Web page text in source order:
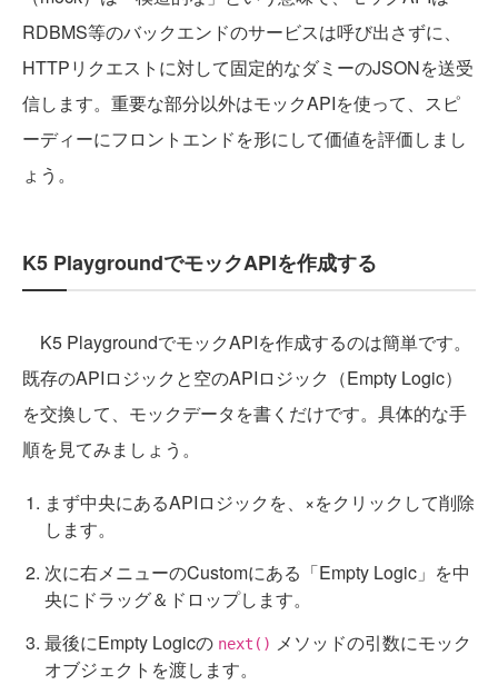
RDBMS等のバックエンドのサービスは呼び出さずに、
HTTPリクエストに対して固定的なダミーのJSONを送受
信します。重要な部分以外はモックAPIを使って、スピ
ーディーにフロントエンドを形にして価値を評価しまし
ょう。
K5 PlaygroundでモックAPIを作成する
K5 PlaygroundでモックAPIを作成するのは簡単です。
既存のAPIロジックと空のAPIロジック（Empty Logic）
を交換して、モックデータを書くだけです。具体的な手
順を見てみましょう。
まず中央にあるAPIロジックを、×をクリックして削除
します。
次に右メニューのCustomにある「Empty Logic」を中
央にドラッグ＆ドロップします。
最後にEmpty Logicの next() メソッドの引数にモック
オブジェクトを渡します。